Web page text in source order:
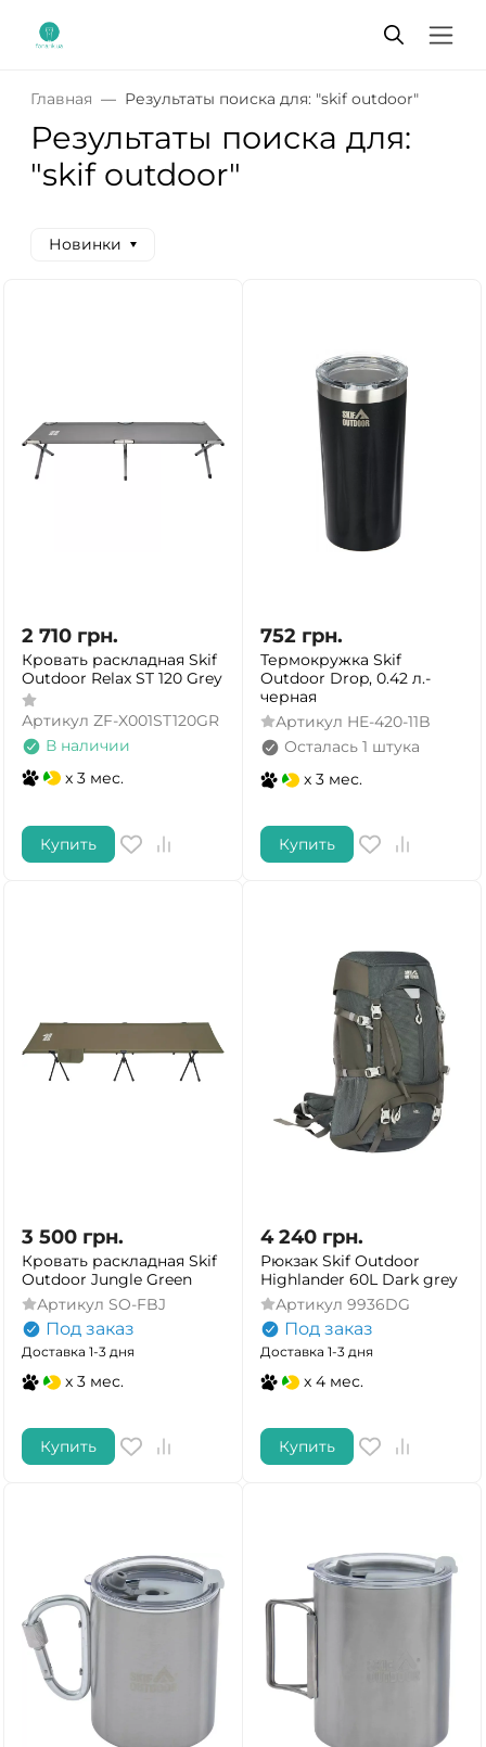
Главная Результаты поиска для: "skif outdoor"
Результаты поиска для:
"skif outdoor"
Новинки
2 710 грн.
Кровать раскладная Skif
Outdoor Relax ST 120 Grey
Артикул ZF-X001ST120GR
В наличии
x 3 мес.
Купить
752 грн.
Термокружка Skif
Outdoor Drop, 0.42 л.-
черная
Артикул HE-420-11B
Осталась 1 штука
x 3 мес.
Купить
3 500 грн.
Кровать раскладная Skif
Outdoor Jungle Green
Артикул SO-FBJ
Под заказ
Доставка 1-3 дня
x 3 мес.
Купить
4 240 грн.
Рюкзак Skif Outdoor
Highlander 60L Dark grey
Артикул 9936DG
Под заказ
Доставка 1-3 дня
x 4 мес.
Купить